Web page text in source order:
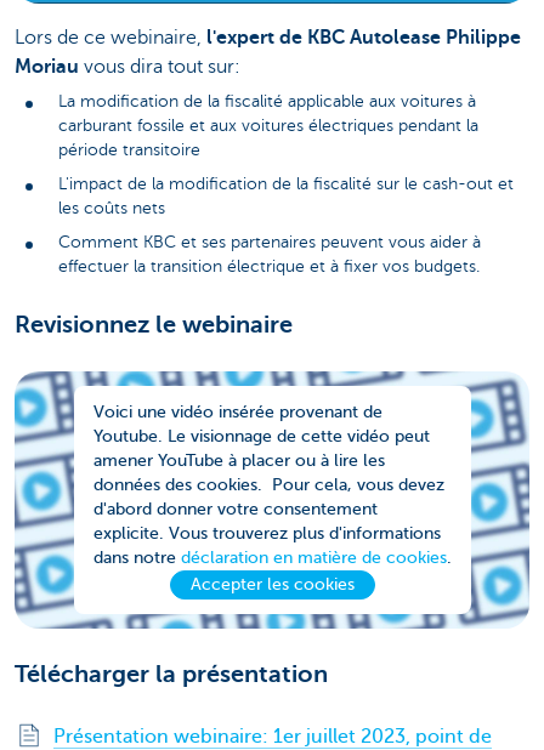
Lors de ce webinaire, l'expert de KBC Autolease Philippe
Moriau vous dira tout sur:
La modification de la fiscalité applicable aux voitures à
carburant fossile et aux voitures électriques pendant la
période transitoire
L'impact de la modification de la fiscalité sur le cash-out et
les coûts nets
Comment KBC et ses partenaires peuvent vous aider à
effectuer la transition électrique et à fixer vos budgets.
Revisionnez le webinaire
Voici une vidéo insérée provenant de
Youtube. Le visionnage de cette vidéo peut
amener YouTube à placer ou à lire les
données des cookies. Pour cela, vous devez
d'abord donner votre consentement
explicite. Vous trouverez plus d'informations
dans notre déclaration en matière de cookies.
Accepter les cookies
Télécharger la présentation
Présentation webinaire: 1er juillet 2023, point de